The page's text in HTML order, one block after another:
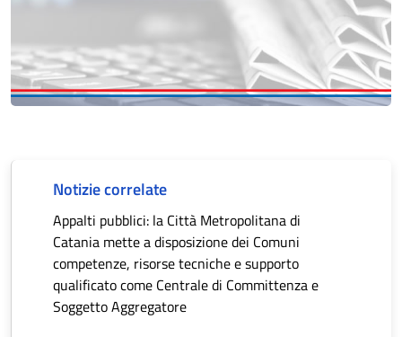
Notizie correlate
Appalti pubblici: la Città Metropolitana di
Catania mette a disposizione dei Comuni
competenze, risorse tecniche e supporto
qualificato come Centrale di Committenza e
Soggetto Aggregatore